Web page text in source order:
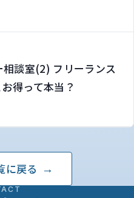
相談室(2) フリーランス
得って本当？
に戻る